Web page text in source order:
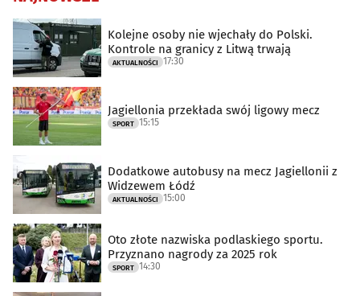
Kolejne osoby nie wjechały do Polski.
Kontrole na granicy z Litwą trwają
AKTUALNOŚCI 17:30
Jagiellonia przekłada swój ligowy mecz
SPORT 15:15
Dodatkowe autobusy na mecz Jagiellonii z
Widzewem Łódź
AKTUALNOŚCI 15:00
Oto złote nazwiska podlaskiego sportu.
Przyznano nagrody za 2025 rok
SPORT 14:30